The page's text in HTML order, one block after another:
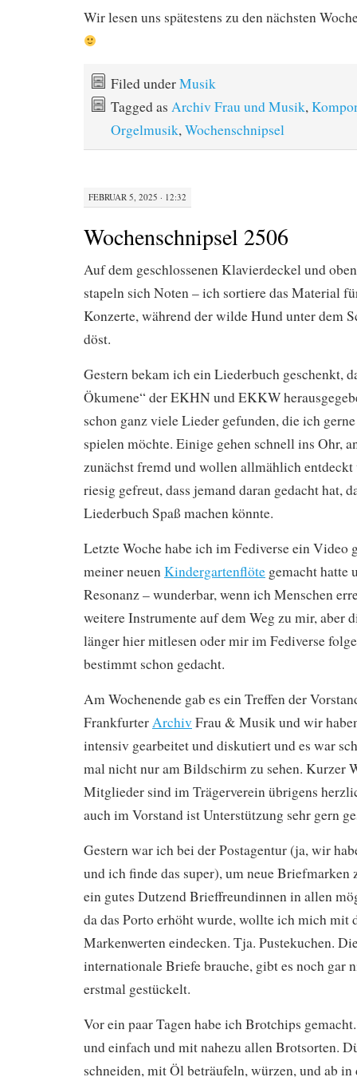
Wir lesen uns spätestens zu den nächsten
Filed underMusik
Tagged as Archiv Frau und Musik,
Orgelmusik,Wochenschnipsel
FEBRUAR 5, 2025 · 12:32
Wochenschnipsel 2506
Auf dem geschlossenen Klavierdeckel und
stapeln sich Noten – ich sortiere das Material
Konzerte, während der wilde Hund unter dem
döst.
Gestern bekam ich ein Liederbuch geschenkt,
Ökumene“ der EKHN und EKKW
schon ganz viele Lieder gefunden, die ich
spielen möchte. Einige gehen schnell ins Ohr,
zunächst fremd und wollen allmählich
riesig gefreut, dass jemand daran gedacht hat,
Liederbuch Spaß machen könnte.
Letzte Woche habe ich im Fediverse ein Video
meiner neuenKindergartenflöte gemacht hatte
Resonanz – wunderbar, wenn ich Menschen
weitere Instrumente auf dem Weg zu mir, aber
länger hier mitlesen oder mir im Fediverse
bestimmt schon gedacht.
Am Wochenende gab es ein Treffen der
FrankfurterArchivFrau & Musik und wir
intensiv gearbeitet und diskutiert und es war
mal nicht nur am Bildschirm zu sehen. Kurzer
Mitglieder sind im Trägerverein übrigens
auch im Vorstand ist Unterstützung sehr gern
Gestern war ich bei der Postagentur (ja, wir
und ich finde das super), um neue Briefmarken
ein gutes Dutzend Brieffreundinnen in allen
da das Porto erhöht wurde, wollte ich mich mit
Markenwerten eindecken. Tja. Pustekuchen.
internationale Briefe brauche, gibt es noch gar
erstmal gestückelt.
Vor ein paar Tagen habe ich Brotchips
und einfach und mit nahezu allen Brotsorten.
schneiden, mit Öl beträufeln, würzen, und ab